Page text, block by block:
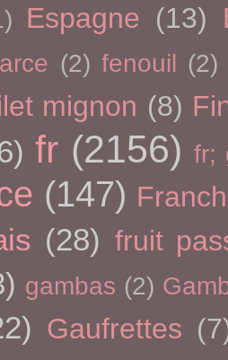
Espagne (13)
(2) fenouil (2)
mignon (8)
fr (2156) fr;
(147)
(28) fruit
gambas (2)
Gaufrettes